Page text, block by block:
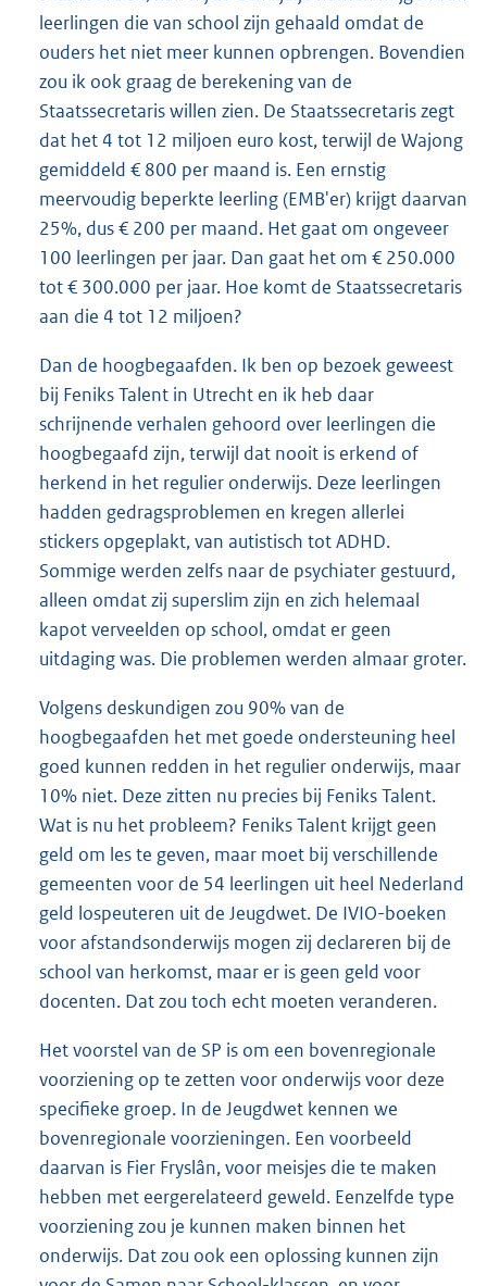
leerlingen die van school zijn gehaald omdat de
ouders het niet meer kunnen opbrengen. Bovendien
zou ik ook graag de berekening van de
Staatssecretaris willen zien. De Staatssecretaris zegt
dat het 4 tot 12 miljoen euro kost, terwijl de Wajong
gemiddeld € 800 per maand is. Een ernstig
meervoudig beperkte leerling (EMB'er) krijgt daarvan
25%, dus € 200 per maand. Het gaat om ongeveer
100 leerlingen per jaar. Dan gaat het om € 250.000
tot € 300.000 per jaar. Hoe komt de Staatssecretaris
aan die 4 tot 12 miljoen?
Dan de hoogbegaafden. Ik ben op bezoek geweest
bij Feniks Talent in Utrecht en ik heb daar
schrijnende verhalen gehoord over leerlingen die
hoogbegaafd zijn, terwijl dat nooit is erkend of
herkend in het regulier onderwijs. Deze leerlingen
hadden gedragsproblemen en kregen allerlei
stickers opgeplakt, van autistisch tot ADHD.
Sommige werden zelfs naar de psychiater gestuurd,
alleen omdat zij superslim zijn en zich helemaal
kapot verveelden op school, omdat er geen
uitdaging was. Die problemen werden almaar groter.
Volgens deskundigen zou 90% van de
hoogbegaafden het met goede ondersteuning heel
goed kunnen redden in het regulier onderwijs, maar
10% niet. Deze zitten nu precies bij Feniks Talent.
Wat is nu het probleem? Feniks Talent krijgt geen
geld om les te geven, maar moet bij verschillende
gemeenten voor de 54 leerlingen uit heel Nederland
geld lospeuteren uit de Jeugdwet. De IVIO-boeken
voor afstandsonderwijs mogen zij declareren bij de
school van herkomst, maar er is geen geld voor
docenten. Dat zou toch echt moeten veranderen.
Het voorstel van de SP is om een bovenregionale
voorziening op te zetten voor onderwijs voor deze
specifieke groep. In de Jeugdwet kennen we
bovenregionale voorzieningen. Een voorbeeld
daarvan is Fier Fryslân, voor meisjes die te maken
hebben met eergerelateerd geweld. Eenzelfde type
voorziening zou je kunnen maken binnen het
onderwijs. Dat zou ook een oplossing kunnen zijn